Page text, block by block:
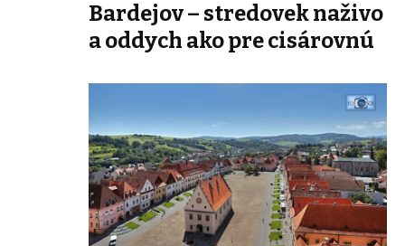
Bardejov – stredovek naživo
a oddych ako pre cisárovnú